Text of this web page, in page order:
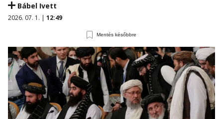
Bábel Ivett
2026. 07. 1. | 12:49
Mentés későbbre